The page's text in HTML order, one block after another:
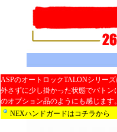
ASPのオートロックTALONシリー
外さずに少し掛かった状態でバト
のオプション品のようにも感じます
NEXハンドガードはコチラから